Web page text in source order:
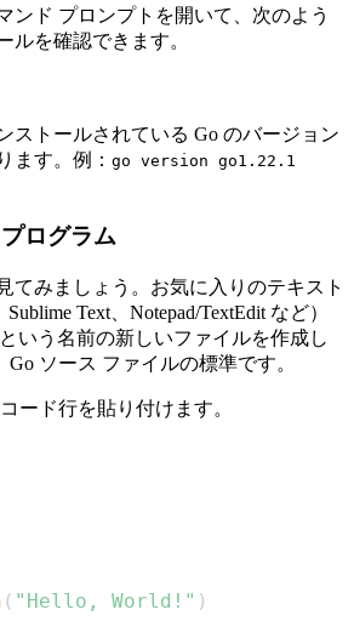
ンド プロンプトを開いて、次のよう
ルを確認できます。
ストールされている Go のバージョン
ます。例： go version go1.22.1
ログラム
てみましょう。お気に入りのテキスト
Text、Notepad/TextEdit など）
いう名前の新しいファイルを作成し
Go ソース ファイルの標準です。
ード行を貼り付けます。
( "Hello, World!" )